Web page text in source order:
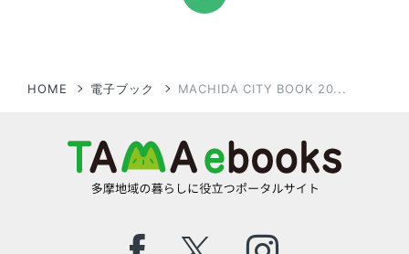
HOME 電子ブック MACHIDA CITY BOOK 20...